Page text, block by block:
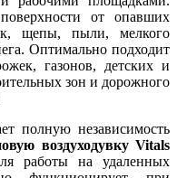
от опавших
щепы, пыли, мелкого
Оптимально подходит
газонов, детских и
зон и дорожного
полную независимость
воздуходувку Vitals
работы на удаленных